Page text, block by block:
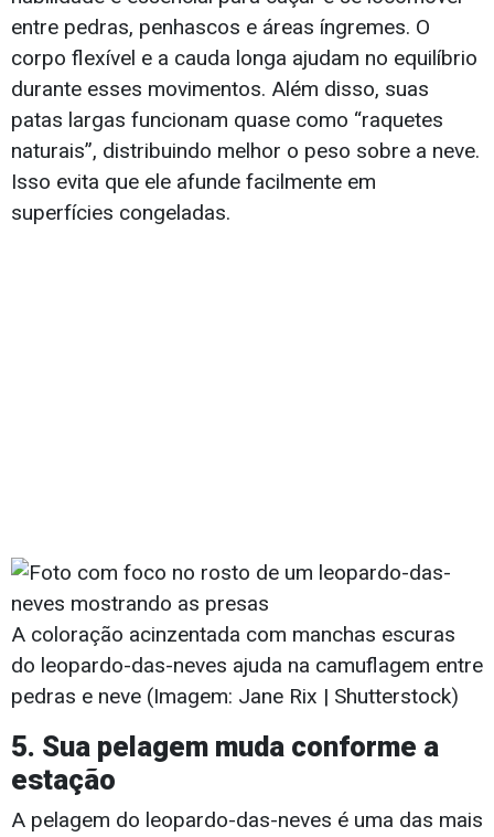
entre pedras, penhascos e áreas íngremes. O
corpo flexível e a cauda longa ajudam no equilíbrio
durante esses movimentos. Além disso, suas
patas largas funcionam quase como “raquetes
naturais”, distribuindo melhor o peso sobre a neve.
Isso evita que ele afunde facilmente em
superfícies congeladas.
A coloração acinzentada com manchas escuras
do leopardo-das-neves ajuda na camuflagem entre
pedras e neve (Imagem: Jane Rix | Shutterstock)
5. Sua pelagem muda conforme a
estação
A pelagem do leopardo-das-neves é uma das mais